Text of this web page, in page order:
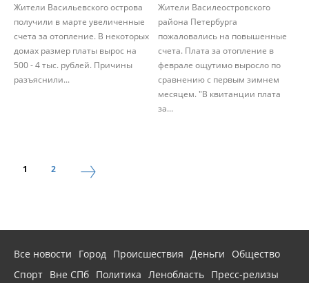
Жители Васильевского острова
получили в марте увеличенные
счета за отопление. В некоторых
домах размер платы вырос на
500 - 4 тыс. рублей. Причины
разъяснили...
Жители Василеостровского
района Петербурга
пожаловались на повышенные
счета. Плата за отопление в
феврале ощутимо выросло по
сравнению с первым зимнем
месяцем. "В квитанции плата
за...
1 2
Все новости Город Происшествия Деньги
Общество
Спорт Вне СПб Политика Ленобласть Пресс-релизы